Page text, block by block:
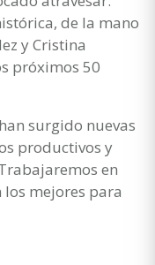
de la mano
y Cristina
próximos 50
surgido nuevas
productivos y
en
mejores para